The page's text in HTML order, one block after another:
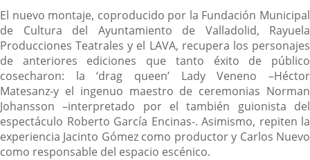
El nuevo montaje, coproducido por la Fundación Municipal
de Cultura del Ayuntamiento de Valladolid, Rayuela
Producciones Teatrales y el LAVA, recupera los personajes
de anteriores ediciones que tanto éxito de público
cosecharon: la ‘drag queen’ Lady Veneno –Héctor
Matesanz-y el ingenuo maestro de ceremonias Norman
Johansson –interpretado por el también guionista del
espectáculo Roberto García Encinas-. Asimismo, repiten la
experiencia Jacinto Gómez como productor y Carlos Nuevo
como responsable del espacio escénico.